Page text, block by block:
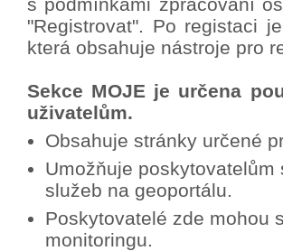
"Registrovat". Po registaci
která obsahuje nástroje pro
Sekce MOJE je určena
uživatelům.
Obsahuje stránky určené
Umožňuje
služeb na geoportálu.
Poskytovatelé zde mohou
monitoringu.